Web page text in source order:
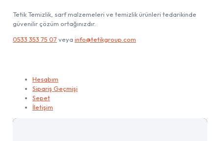
Tetik Temizlik, sarf malzemeleri ve temizlik ürünleri tedarikinde
güvenilir çözüm ortağınızdır.
0533 353 75 07 veya info@tetikgroup.com
Hesabım
Sipariş Geçmişi
Sepet
İletişim